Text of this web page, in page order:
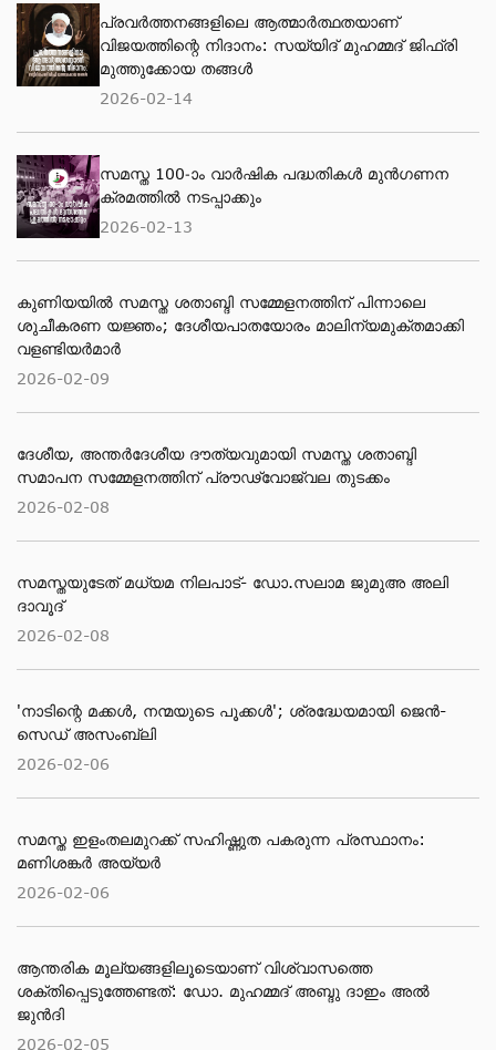
പ്രവര്‍ത്തനങ്ങളിലെ ആത്മാര്‍ത്ഥതയാണ്
വിജയത്തിന്റെ നിദാനം: സയ്യിദ് മുഹമ്മദ് ജിഫ്രി
മുത്തുക്കോയ തങ്ങള്‍
2026-02-14
സമസ്ത 100-ാം വാർഷിക പദ്ധതികൾ മുൻഗണന
ക്രമത്തിൽ നടപ്പാക്കും
2026-02-13
കുണിയയിൽ സമസ്ത ശതാബ്ദി സമ്മേളനത്തിന് പിന്നാലെ
ശുചീകരണ യജ്ഞം; ദേശീയപാതയോരം മാലിന്യമുക്തമാക്കി
വളണ്ടിയർമാർ
2026-02-09
ദേശീയ, അന്തര്‍ദേശീയ ദൗത്യവുമായി സമസ്ത ശതാബ്ദി
സമാപന സമ്മേളനത്തിന് പ്രൗഢ്വോജ്വല തുടക്കം
2026-02-08
സമസ്തയുടേത് മധ്യമ നിലപാട്- ഡോ.സലാമ ജുമുഅ അലി
ദാവൂദ്
2026-02-08
'നാടിന്റെ മക്കള്‍, നന്മയുടെ പൂക്കള്‍'; ശ്രദ്ധേയമായി ജെന്‍-
സെഡ് അസംബ്ലി
2026-02-06
സമസ്ത ഇളംതലമുറക്ക് സഹിഷ്ണുത പകരുന്ന പ്രസ്ഥാനം:
മണിശങ്കർ അയ്യർ
2026-02-06
ആന്തരിക മൂല്യങ്ങളിലൂടെയാണ് വിശ്വാസത്തെ
ശക്തിപ്പെടുത്തേണ്ടത്: ഡോ. മുഹമ്മദ് അബ്ദു ദാഇം അല്‍
ജുന്‍ദി
2026-02-05